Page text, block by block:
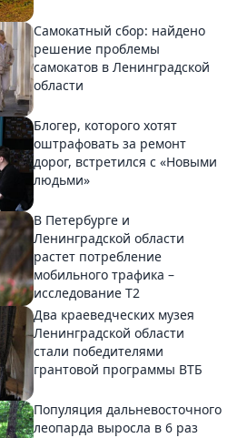
Самокатный сбор: найдено
решение проблемы
самокатов в Ленинградской
области
Блогер, которого хотят
оштрафовать за ремонт
дорог, встретился с «Новыми
людьми»
В Петербурге и
Ленинградской области
растет потребление
мобильного трафика –
исследование T2
Два краеведческих музея
Ленинградской области
стали победителями
грантовой программы ВТБ
Популяция дальневосточного
леопарда выросла в 6 раз